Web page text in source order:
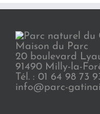
Maison du Parc
20 boulevard
91490 Milly-la-
Tél. : 01 64 98 73
info@parc-